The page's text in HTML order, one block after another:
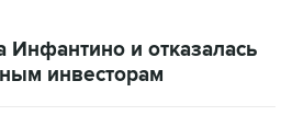
инвесторам